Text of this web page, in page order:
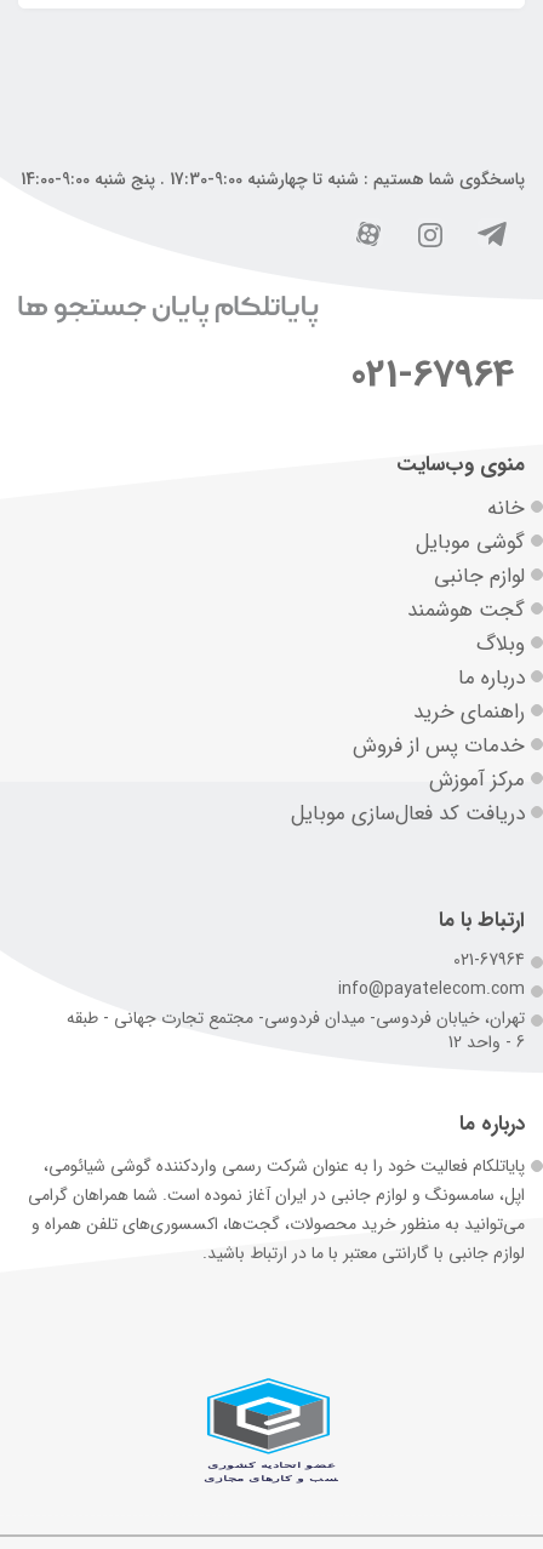
پاسخگوی شما هستیم : شنبه تا چهارشنبه 9:00-17:30 . پنج شنبه 9:00-14:00
021-67964
منوی وب‌سایت
خانه
گوشی موبایل
لوازم جانبی
گجت هوشمند
وبلاگ
درباره ما
راهنمای خرید
خدمات پس از فروش
مرکز آموزش
دریافت کد فعال‌سازی موبایل
ارتباط با ما
021-67964
info@payatelecom.com
تهران، خیابان فردوسی- میدان فردوسی- مجتمع تجارت جهانی - طبقه
6 - واحد 12
درباره ما
پایاتلکام فعالیت خود را به عنوان شرکت رسمی وارد‌کننده گوشی شیائومی،
اپل، سامسونگ و لوازم جانبی در ایران آغاز نموده است. شما همراهان گرامی
می‌توانید به منظور خرید محصولات، گجت‌ها، اکسسوری‌های تلفن همراه و
لوازم جانبی با گارانتی معتبر با ما در ارتباط باشید.